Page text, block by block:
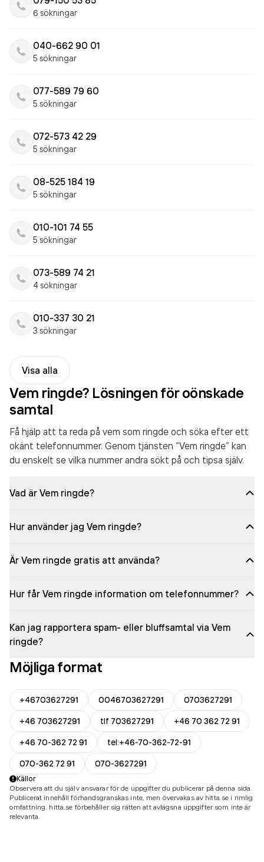
6 sökningar
040-662 90 01
5 sökningar
077-589 79 60
5 sökningar
072-573 42 29
5 sökningar
08-525 184 19
5 sökningar
010-101 74 55
5 sökningar
073-589 74 21
4 sökningar
010-337 30 21
3 sökningar
Visa alla
Vem ringde? Lösningen för oönskade
samtal
Få hjälp att ta reda på vem som ringde och söka efter ett
okänt telefonnummer. Genom tjänsten “Vem ringde” kan
du enskelt se vilka nummer andra sökt på och tipsa själv.
Vad är Vem ringde?
Hur använder jag Vem ringde?
Är Vem ringde gratis att använda?
Hur får Vem ringde information om telefonnummer?
Kan jag rapportera spam- eller bluffsamtal via Vem
ringde?
Möjliga format
+46703627291 0046703627291
0703627291
+46 703627291
tlf 703627291
+46 70 362 72 91
+46 70-362 72 91
tel:+46-70-362-72-91
070-362 72 91
070-3627291
Källor
Observera att du själv ansvarar för de uppgifter du publicerar på denna sida.
Publicerat innehåll förhandsgranskas inte, men övervakas av hitta.se i rimlig
omfattning. hitta.se förbehåller sig rätten att avlägsna uppgifter som inte är
relevanta.